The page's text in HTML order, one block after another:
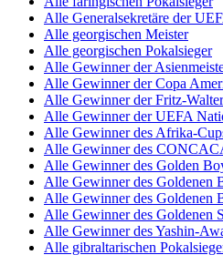
Alle Generalsekretäre der
Alle georgischen Meister
Alle georgischen Pokalsieger
Alle Gewinner der
Alle Gewinner der Copa
Alle Gewinner der Fritz-
Alle Gewinner der UEFA
Alle Gewinner des Afrika-
Alle Gewinner des
Alle Gewinner des Golden
Alle Gewinner des Goldenen
Alle Gewinner des Goldenen
Alle Gewinner des Goldenen
Alle Gewinner des Yashin-
Alle gibraltarischen